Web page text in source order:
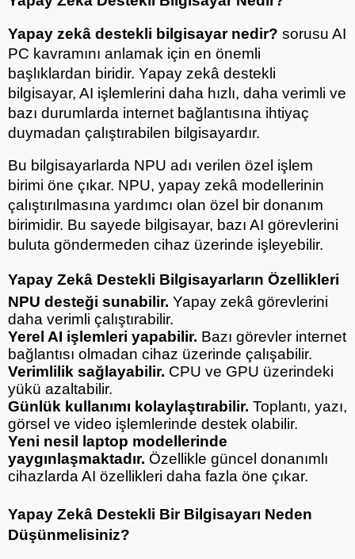
Yapay zekâ destekli bilgisayar nedir? sorusu AI
PC kavramını anlamak için en önemli
başlıklardan biridir. Yapay zekâ destekli
bilgisayar, AI işlemlerini daha hızlı, daha verimli ve
bazı durumlarda internet bağlantısına ihtiyaç
duymadan çalıştırabilen bilgisayardır.
Bu bilgisayarlarda NPU adı verilen özel işlem
birimi öne çıkar. NPU, yapay zekâ modellerinin
çalıştırılmasına yardımcı olan özel bir donanım
birimidir. Bu sayede bilgisayar, bazı AI görevlerini
buluta göndermeden cihaz üzerinde işleyebilir.
Yapay Zekâ Destekli Bilgisayarların Özellikleri
NPU desteği sunabilir. Yapay zekâ görevlerini
daha verimli çalıştırabilir.
Yerel AI işlemleri yapabilir. Bazı görevler internet
bağlantısı olmadan cihaz üzerinde çalışabilir.
Verimlilik sağlayabilir. CPU ve GPU üzerindeki
yükü azaltabilir.
Günlük kullanımı kolaylaştırabilir. Toplantı, yazı,
görsel ve video işlemlerinde destek olabilir.
Yeni nesil laptop modellerinde
yaygınlaşmaktadır. Özellikle güncel donanımlı
cihazlarda AI özellikleri daha fazla öne çıkar.
Yapay Zekâ Destekli Bir Bilgisayarı Neden
Düşünmelisiniz?